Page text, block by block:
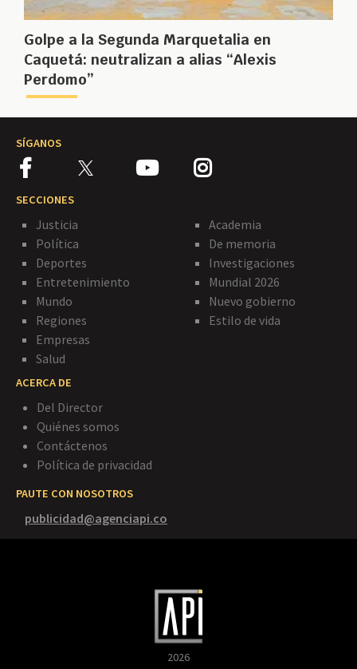
Golpe a la Segunda Marquetalia en
Caquetá: neutralizan a alias “Alexis
Perdomo”
SÍGANOS
SECCIONES
Justicia
Política
Deportes
Entretenimiento
Mundo
Regiones
Empresas
Salud
Academia
De memoria
Investigaciones
Mundial 2026
Nuevo gobierno
Estilo de vida
ACERCA DE
Del Director
Quiénes somos
Contáctenos
Política de privacidad
PAUTE CON NOSOTROS
publicidad@agenciapi.co
2026